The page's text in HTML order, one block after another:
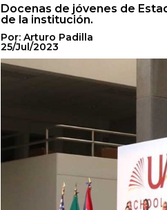
Docenas de jóvenes de
de la institución.
Por: Arturo Padilla
25/Jul/2023